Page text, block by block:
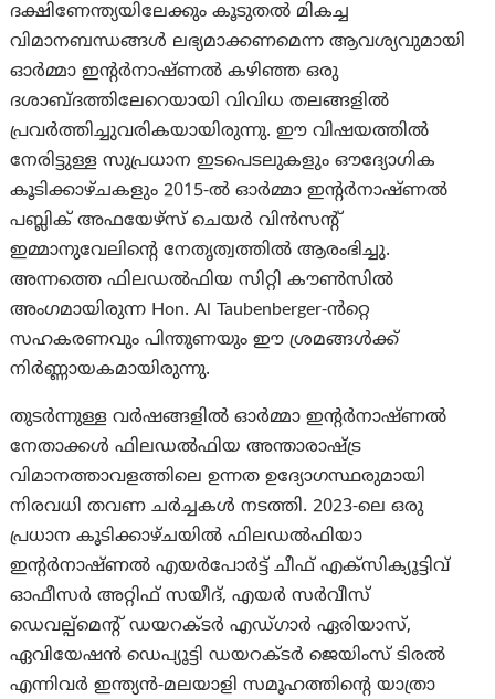
ദക്ഷിണേന്ത്യയിലേക്കും കൂടുതൽ മികച്ച
വിമാനബന്ധങ്ങൾ ലഭ്യമാക്കണമെന്ന ആവശ്യവുമായി
ഓർമ്മാ ഇൻ്റർനാഷ്ണൽ കഴിഞ്ഞ ഒരു
ദശാബ്ദത്തിലേറെയായി വിവിധ തലങ്ങളിൽ
പ്രവർത്തിച്ചുവരികയായിരുന്നു. ഈ വിഷയത്തിൽ
നേരിട്ടുള്ള സുപ്രധാന ഇടപെടലുകളും ഔദ്യോഗിക
കൂടിക്കാഴ്ചകളും 2015-ൽ ഓർമ്മാ ഇൻ്റർനാഷ്ണൽ
പബ്ലിക് അഫയേഴ്സ് ചെയർ വിൻസൻ്റ്
ഇമ്മാനുവേലിൻ്റെ നേതൃത്വത്തിൽ ആരംഭിച്ചു.
അന്നത്തെ ഫിലഡൽഫിയ സിറ്റി കൗൺസിൽ
അംഗമായിരുന്ന Hon. Al Taubenberger-ൻറ്റെ
സഹകരണവും പിന്തുണയും ഈ ശ്രമങ്ങൾക്ക്
നിർണ്ണായകമായിരുന്നു.
തുടർന്നുള്ള വർഷങ്ങളിൽ ഓർമ്മാ ഇൻ്റർനാഷ്ണൽ
നേതാക്കൾ ഫിലഡൽഫിയ അന്താരാഷ്ട്ര
വിമാനത്താവളത്തിലെ ഉന്നത ഉദ്യോഗസ്ഥരുമായി
നിരവധി തവണ ചർച്ചകൾ നടത്തി. 2023-ലെ ഒരു
പ്രധാന കൂടിക്കാഴ്ചയിൽ ഫിലഡൽഫിയാ
ഇൻ്റർനാഷ്ണൽ എയർപോർട്ട് ചീഫ് എക്സിക്യൂട്ടിവ്
ഓഫീസർ അറ്റിഫ് സയീദ്, എയർ സർവീസ്
ഡെവല്പ്മെൻ്റ് ഡയറക്ടർ എഡ്ഗാർ ഏരിയാസ്,
ഏവിയേഷൻ ഡെപ്യൂട്ടി ഡയറക്ടർ ജെയിംസ് ടിരൽ
എന്നിവർ ഇന്ത്യൻ-മലയാളി സമൂഹത്തിന്റെ യാത്രാ